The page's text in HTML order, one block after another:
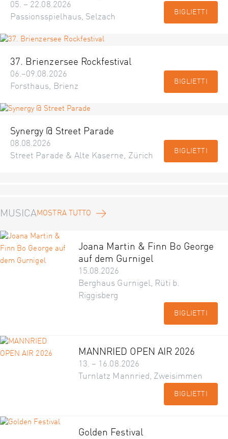
05. – 22.08.2026
Passionsspielhaus, Selzach
BIGLIETTI
37. Brienzersee Rockfestival
06.–09.08.2026
Forsthaus, Brienz
BIGLIETTI
Synergy @ Street Parade
08.08.2026
Street Parade & Alte Kaserne, Zürich
BIGLIETTI
MUSICAMOSTRA TUTTO
Joana Martin & Finn Bo George
auf dem Gurnigel
15.08.2026
Berghaus Gurnigel, Rüti b.
Riggisberg
BIGLIETTI
MANNRIED OPEN AIR 2026
13. – 16.08.2026
Turnlatz Mannried, Zweisimmen
BIGLIETTI
Golden Festival